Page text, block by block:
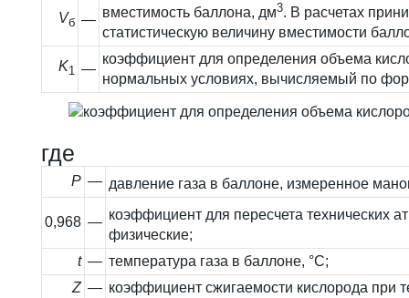
Vб — вместимость баллона, дм3. В расчетах
статистическую величину вместимости
K1 —
коэффициент для определения объема
нормальных условиях, вычисляемый по
где
P — давление газа в баллоне, измеренное
0,968 — коэффициент для пересчета технических
физические;
t — температура газа в баллоне, °С;
Z — коэффициент сжигаемости кислорода при